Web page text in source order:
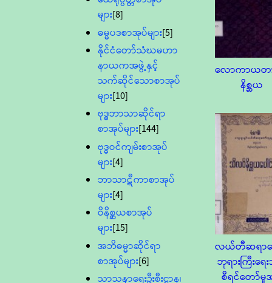
များ[8]
ဓမ္မပဒစာအုပ်များ[5]
နိုင်ငံတော်သံဃမဟာ
နာယကအဖွဲ့နှင့်
သက်ဆိုင်သောစာအုပ်
များ[10]
ဗုဒ္ဓဘာသာဆိုင်ရာ
စာအုပ်များ[144]
ဗုဒ္ဓဝင်ကျမ်းစာအုပ်
များ[4]
ဘာသာဋီကာစာအုပ်
များ[4]
ဝိနိစ္ဆယစာအုပ်
များ[15]
အဘိဓမ္မာဆိုင်ရာ
စာအုပ်များ[6]
သာသနာရေးဦးစီးဌာန၊
လောကာယတ
နိစ္ဆယ
လယ်တီဆရာ
ဘုရားကြီးရေ
စီရင်တော်မူ